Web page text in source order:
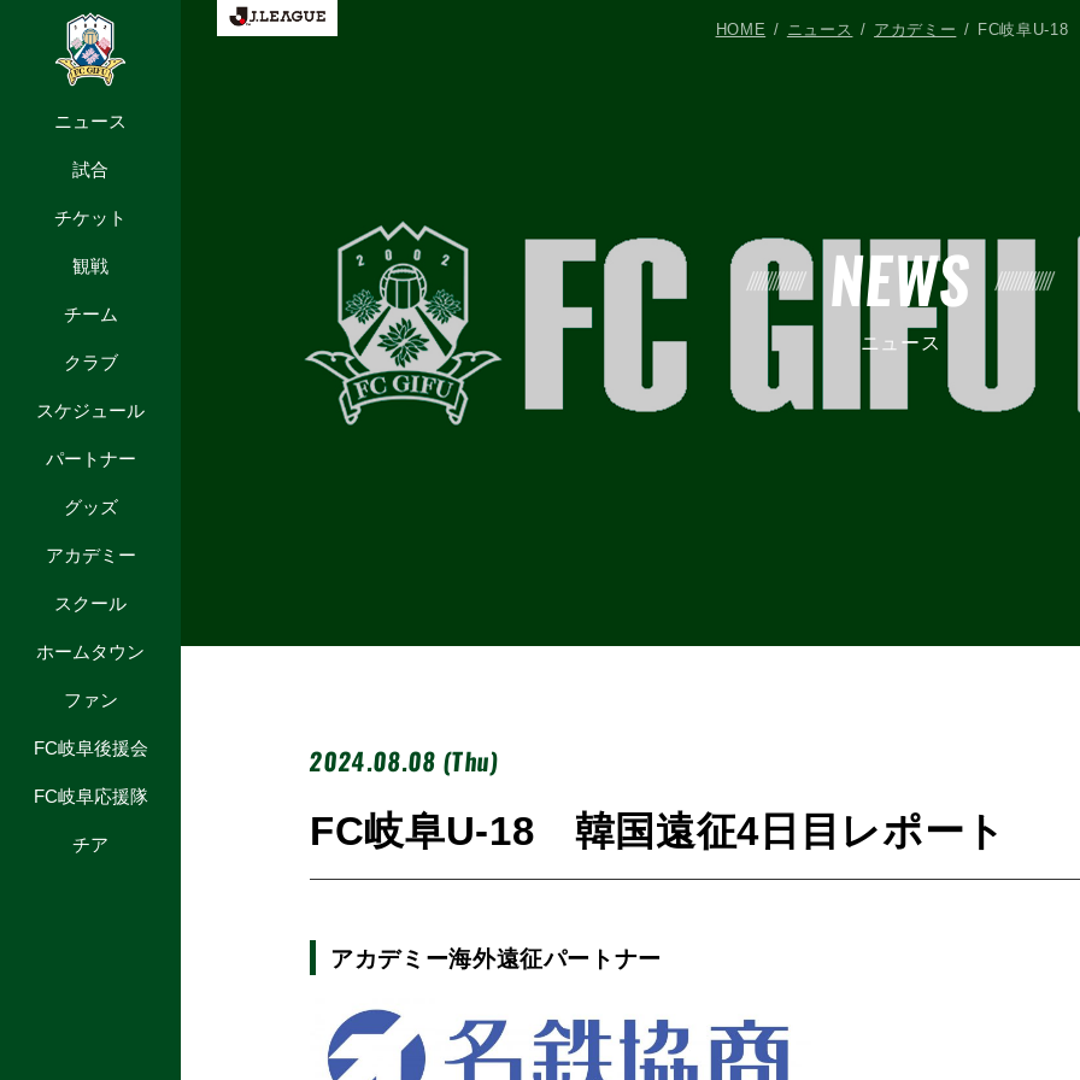
ニュース
試合
チケット
観戦
チーム
クラブ
スケジュール
パートナー
グッズ
アカデミー
スクール
ホームタウン
ファン
FC岐阜後援会
FC岐阜応援隊
チア
NEWS
ニュース
HOME ニュース アカデミー FC岐阜U-18
2024.08.08 (Thu)
FC岐阜U-18 韓国遠征4日目レポート
アカデミー海外遠征パートナー